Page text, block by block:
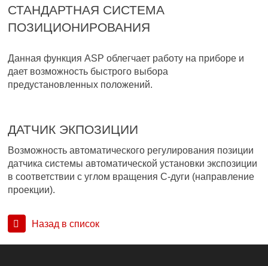
СТАНДАРТНАЯ СИСТЕМА
ПОЗИЦИОНИРОВАНИЯ
Данная функция ASP облегчает работу на приборе и
дает возможность быстрого выбора
предустановленных положений.
ДАТЧИК ЭКПОЗИЦИИ
Возможность автоматического регулирования позиции
датчика системы автоматической установки экспозиции
в соответствии с углом вращения С-дуги (направление
проекции).
Назад в список